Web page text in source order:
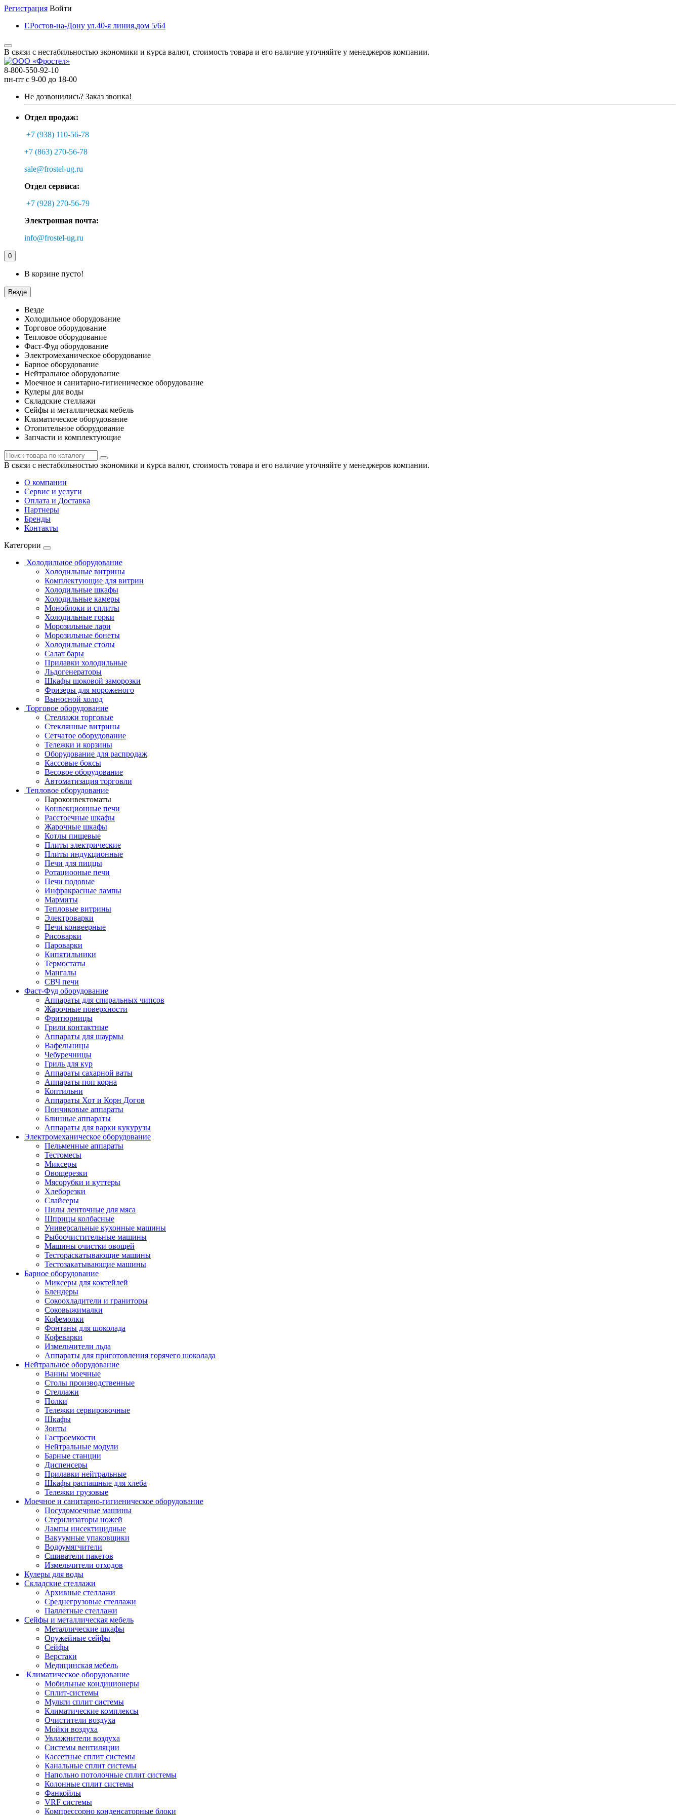
Регистрация Войти
Г.Ростов-на-Дону ул.40-я линия,дом 5/64
В связи с нестабильностью экономики и курса валют, стоимость товара и его наличие уточняйте у менеджеров компании.
8-800-550-92-10
пн-пт с 9-00 до 18-00
Не дозвонились? Заказ звонка!
Отдел продаж:
+7 (938) 110-56-78
+7 (863) 270-56-78
sale@frostel-ug.ru
Отдел сервиса:
+7 (928) 270-56-79
Электронная почта:
info@frostel-ug.ru
0
В корзине пусто!
Везде
Везде
Холодильное оборудование
Торговое оборудование
Тепловое оборудование
Фаст-Фуд оборудование
Электромеханическое оборудование
Барное оборудование
Нейтральное оборудование
Моечное и санитарно-гигиеническое оборудование
Кулеры для воды
Складские стеллажи
Сейфы и металлическая мебель
Климатическое оборудование
Отопительное оборудование
Запчасти и комплектующие
В связи с нестабильностью экономики и курса валют, стоимость товара и его наличие уточняйте у менеджеров компании.
О компании
Сервис и услуги
Оплата и Доставка
Партнеры
Бренды
Контакты
Категории
Холодильное оборудование
Холодильные витрины
Комплектующие для витрин
Холодильные шкафы
Холодильные камеры
Моноблоки и сплиты
Холодильные горки
Морозильные лари
Морозильные бонеты
Холодильные столы
Салат бары
Прилавки холодильные
Льдогенераторы
Шкафы шоковой заморозки
Фризеры для мороженого
Выносной холод
Торговое оборудование
Стеллажи торговые
Стеклянные витрины
Сетчатое оборудование
Тележки и корзины
Оборудование для распродаж
Кассовые боксы
Весовое оборудование
Автоматизация торговли
Тепловое оборудование
Пароконвектоматы
Конвекционные печи
Расстоечные шкафы
Жарочные шкафы
Котлы пищевые
Плиты электрические
Плиты индукционные
Печи для пиццы
Ротациооные печи
Печи подовые
Инфракрасные лампы
Мармиты
Тепловые витрины
Электроварки
Печи конвеерные
Рисоварки
Пароварки
Кипятильники
Термостаты
Мангалы
СВЧ печи
Фаст-Фуд оборудование
Аппараты для спиральных чипсов
Жарочные поверхности
Фритюрницы
Грили контактные
Аппараты для шаурмы
Вафельницы
Чебуречницы
Гриль для кур
Аппараты сахарной ваты
Аппараты поп корна
Коптильни
Аппараты Хот и Корн Догов
Пончиковые аппараты
Блинные аппараты
Аппараты для варки кукурузы
Электромеханическое оборудование
Пельменные аппараты
Тестомесы
Миксеры
Овощерезки
Мясорубки и куттеры
Хлеборезки
Слайсеры
Пилы ленточные для мяса
Шприцы колбасные
Универсальные кухонные машины
Рыбоочистительные машины
Машины очистки овощей
Тестораскатывающие машины
Тестозакатывающие машины
Барное оборудование
Миксеры для коктейлей
Блендеры
Сокоохладители и граниторы
Соковыжималки
Кофемолки
Фонтаны для шоколада
Кофеварки
Измельчители льда
Аппараты для приготовления горячего шоколада
Нейтральное оборудование
Ванны моечные
Столы производственные
Стеллажи
Полки
Тележки сервировочные
Шкафы
Зонты
Гастроемкости
Нейтральные модули
Барные станции
Диспенсеры
Прилавки нейтральные
Шкафы распашные для хлеба
Тележки грузовые
Моечное и санитарно-гигиеническое оборудование
Посудомоечные машины
Стерилизаторы ножей
Лампы инсектицидные
Вакуумные упаковщики
Водоумягчители
Сшиватели пакетов
Измельчители отходов
Кулеры для воды
Складские стеллажи
Архивные стеллажи
Среднегрузовые стеллажи
Паллетные стеллажи
Сейфы и металлическая мебель
Металлические шкафы
Оружейные сейфы
Сейфы
Верстаки
Медицинская мебель
Климатическое оборудование
Мобильные кондиционеры
Сплит-системы
Мульти сплит системы
Климатические комплексы
Очистители воздуха
Мойки воздуха
Увлажнители воздуха
Системы вентиляции
Кассетные сплит системы
Канальные сплит системы
Напольно потолочные сплит системы
Колонные сплит системы
Фанкойлы
VRF системы
Компрессорно конденсаторные блоки